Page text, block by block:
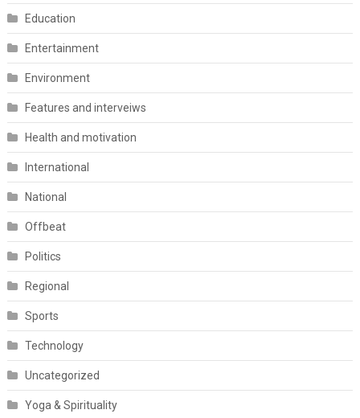
Education
Entertainment
Environment
Features and interveiws
Health and motivation
International
National
Offbeat
Politics
Regional
Sports
Technology
Uncategorized
Yoga & Spirituality